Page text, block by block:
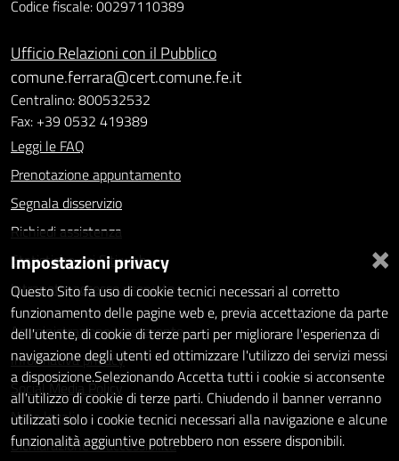
Codice fiscale: 00297110389
Ufficio Relazioni con il Pubblico
comune.ferrara@cert.comune.fe.it
Centralino: 800532532
Fax: +39 0532 419389
Leggi le FAQ
Prenotazione appuntamento
Segnala disservizio
Richiedi assistenza
Statistiche dei Siti web
Intranet - accesso riservato
Amministrazione trasparente
Informativa privacy
Social Media Policy
Note legali
Dichiarazione di accessibilità
×
Impostazioni privacy
Questo Sito fa uso di cookie tecnici necessari al corretto
funzionamento delle pagine web e, previa accettazione da parte
dell'utente, di cookie di terze parti per migliorare l'esperienza di
navigazione degli utenti ed ottimizzare l'utilizzo dei servizi messi
a disposizione.Selezionando Accetta tutti i cookie si acconsente
all'utilizzo di cookie di terze parti. Chiudendo il banner verranno
utilizzati solo i cookie tecnici necessari alla navigazione e alcune
funzionalità aggiuntive potrebbero non essere disponibili.